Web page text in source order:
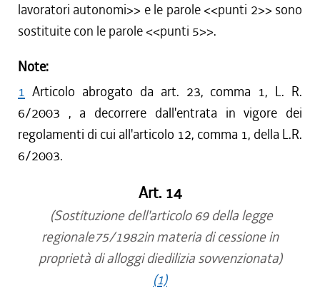
lavoratori autonomi>> e le parole <<punti 2>> sono
sostituite con le parole <<punti 5>>.
Note:
1 Articolo abrogato da art. 23, comma 1, L. R.
6/2003 , a decorrere dall'entrata in vigore dei
regolamenti di cui all'articolo 12, comma 1, della L.R.
6/2003.
Art. 14
(Sostituzione dell'articolo 69 della legge
regionale75/1982in materia di cessione in
proprietà di alloggi diedilizia sovvenzionata)
(1)